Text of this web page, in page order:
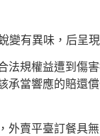
有異味，后呈
規權益遭到傷
當響應的賠還
賣平臺訂餐具